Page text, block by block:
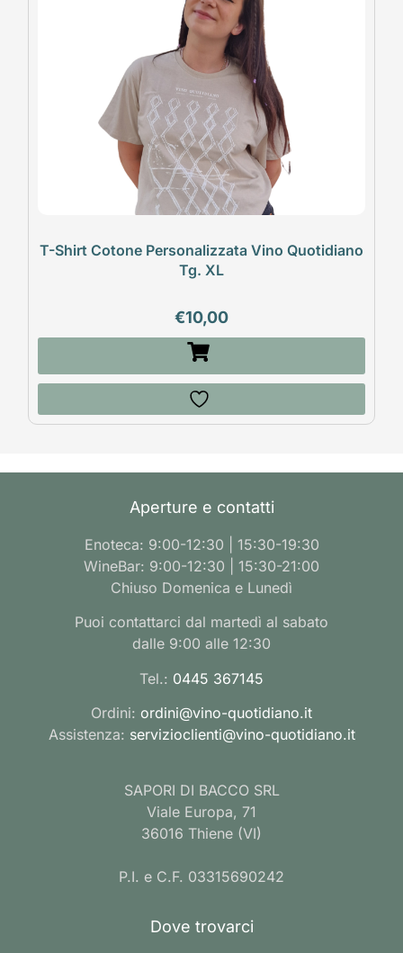
T-Shirt Cotone Personalizzata Vino Quotidiano
Tg. XL
€10,00
Aperture e contatti
Enoteca: 9:00-12:30 | 15:30-19:30
WineBar: 9:00-12:30 | 15:30-21:00
Chiuso Domenica e Lunedì
Puoi contattarci dal martedì al sabato
dalle 9:00 alle 12:30
Tel.: 0445 367145
Ordini: ordini@vino-quotidiano.it
Assistenza: servizioclienti@vino-quotidiano.it
SAPORI DI BACCO SRL
Viale Europa, 71
36016 Thiene (VI)
P.I. e C.F. 03315690242
Dove trovarci